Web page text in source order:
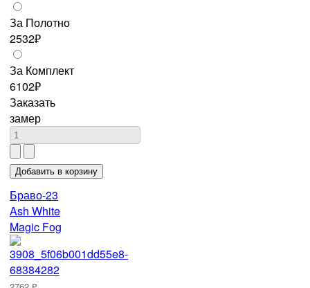
За Полотно
2532₽
За Комплект
6102₽
Заказать
замер
Браво-23
Ash White
Magic Fog